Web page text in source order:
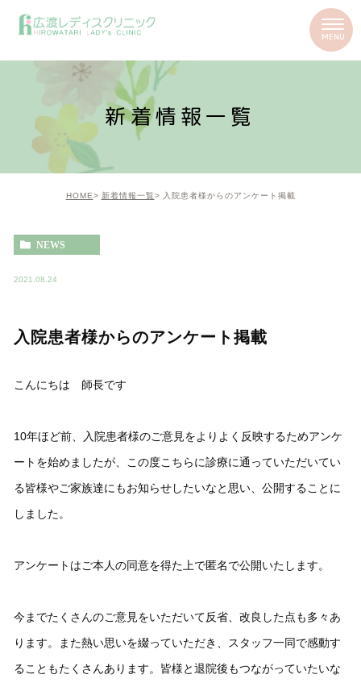
新着情報一覧
HOME 新着情報一覧 入院患者様からのアンケート掲載
NEWS
2021.08.24
入院患者様からのアンケート掲載
こんにちは 師長です
10年ほど前、入院患者様のご意見をよりよく反映するためアンケ
ートを始めましたが、この度こちらに診療に通っていただいてい
る皆様やご家族達にもお知らせしたいなと思い、公開することに
しました。
アンケートはご本人の同意を得た上で匿名で公開いたします。
今までたくさんのご意見をいただいて反省、改良した点も多々あ
ります。また熱い思いを綴っていただき、スタッフ一同で感動す
ることもたくさんあります。皆様と退院後もつながっていたいな